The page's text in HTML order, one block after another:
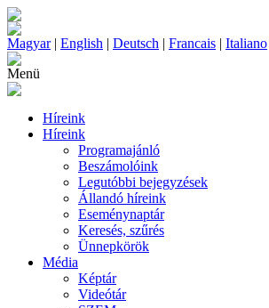
Magyar| English | Deutsch | Francais | Italiano
Menü
Híreink
Híreink
Programajánló
Beszámolóink
Legutóbbi bejegyzések
Állandó híreink
Eseménynaptár
Keresés, szűrés
Ünnepkörök
Média
Képtár
Videótár